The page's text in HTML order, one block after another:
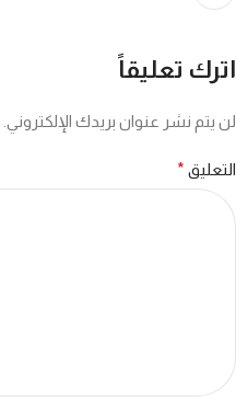
اترك تعليقاً
لن يتم نشر عنوان بريدك الإلكتروني.
التعليق *